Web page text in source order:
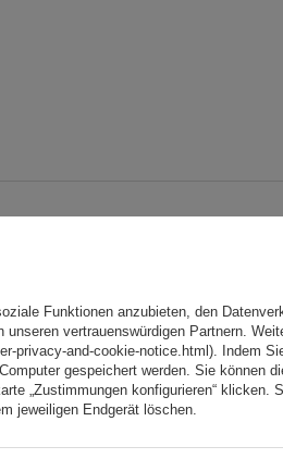
Funktionen anzubieten, den
vertrauenswürdigen Partnern.
privacy-and-cookie-notice.html). Indem
gespeichert werden. Sie können
„Zustimmungen konfigurieren“ klicken.
jeweiligen Endgerät löschen.